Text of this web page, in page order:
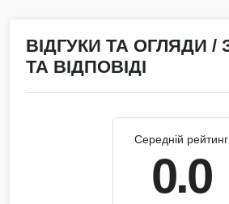
ВІДГУКИ ТА ОГЛЯДИ /
ТА ВІДПОВІДІ
Середній рейтинг
0.0